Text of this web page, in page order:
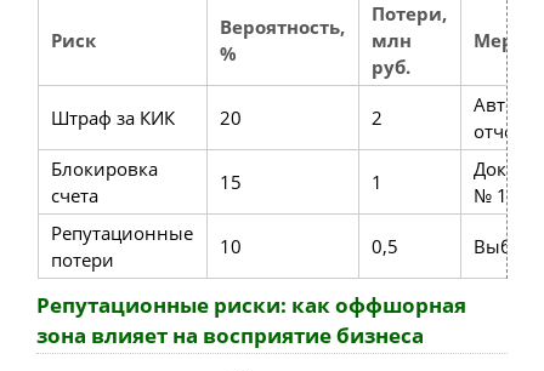
Риск
Вероятность,
%
Потери,
млн
руб.
Меры
Штраф за КИК 20 2
Блокировка
счета
15 1
№ 115-
Репутационные
потери
10 0,5 Выбор
Репутационные риски: как оффшорная
зона влияет на восприятие бизнеса